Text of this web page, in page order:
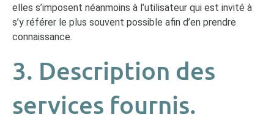
elles s’imposent néanmoins à l’utilisateur qui est invité à
s’y référer le plus souvent possible afin d’en prendre
connaissance.
3. Description des
services fournis.